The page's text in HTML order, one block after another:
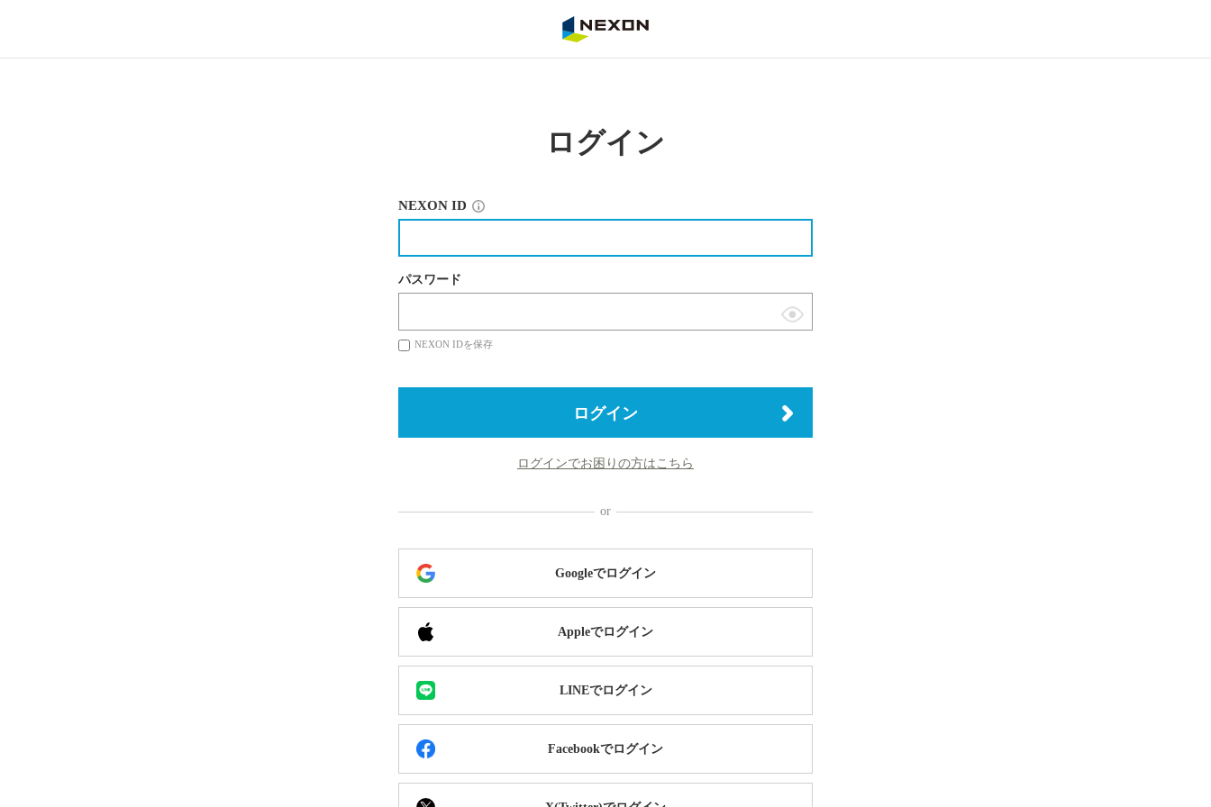
ログイン
NEXON ID
パスワード
表
替
NEXON IDを保存
ログイン
ログインでお困りの方はこちら
Googleでログイン
Appleでログイン
LINEでログイン
Facebookでログイン